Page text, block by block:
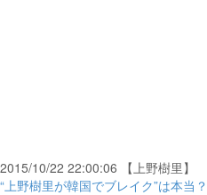
2015/10/22 22:00:06 【上野樹里】
“上野樹里が韓国でブレイク”は本当